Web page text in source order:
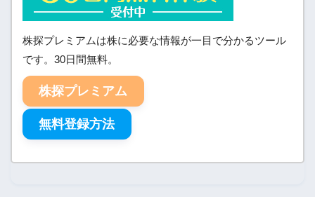
株探プレミアムは株に必要な情報が一目で分かるツール
です。30日間無料。
株探プレミアム
無料登録方法